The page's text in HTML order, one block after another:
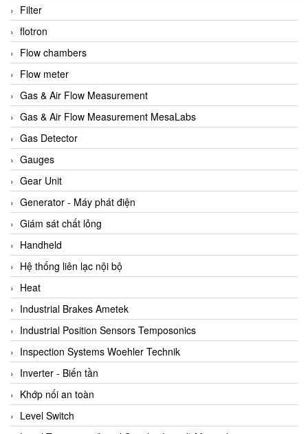
APLISENS VietNam
Apollo Fire
Appleton
AQ Matic
Aqualabo Vietnam
Aquametro
ARCA Regler
Arcos Hydraulik
Ardetem-Sfere-Vietnam
Argal
AS ENERGI
ASCO CO2
Asker
AT2E
ATC Pneumatic
ATEX System
ATI - IA
ATI (Analytical Technology Inc)
Atos
Atrax
Filter
flotron
Flow chambers
Flow meter
Gas & Air Flow Measurement
Gas & Air Flow Measurement MesaLabs
Gas Detector
Gauges
Gear Unit
Generator - Máy phát điện
Giám sát chất lỏng
Handheld
Hệ thống liên lạc nội bộ
Heat
Industrial Brakes Ametek
Industrial Position Sensors Temposonics
Inspection Systems Woehler Technik
Inverter - Biến tần
Khớp nối an toàn
Level Switch